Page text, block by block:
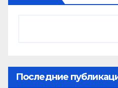
Последние